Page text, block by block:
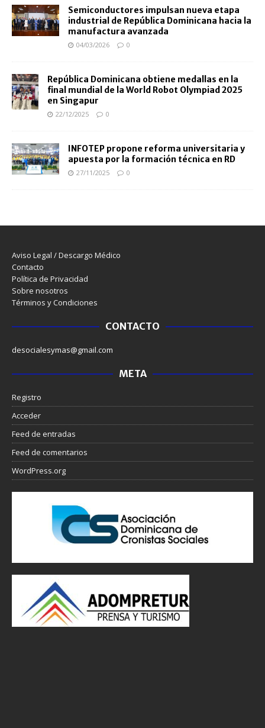
Semiconductores impulsan nueva etapa
industrial de República Dominicana hacia la
manufactura avanzada
04/03/2026 0
República Dominicana obtiene medallas en la
final mundial de la World Robot Olympiad 2025
en Singapur
22/12/2025 0
INFOTEP propone reforma universitaria y
apuesta por la formación técnica en RD
27/11/2025 0
Aviso Legal / Descargo Médico
Contacto
Política de Privacidad
Sobre nosotros
Términos y Condiciones
CONTACTO
desocialesymas@gmail.com
META
Registro
Acceder
Feed de entradas
Feed de comentarios
WordPress.org